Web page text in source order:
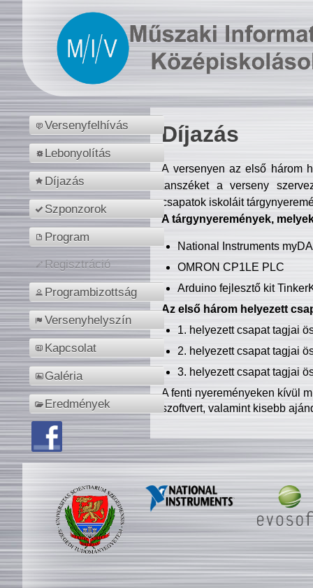
Versenyfelhívás
Lebonyolítás
Díjazás
Szponzorok
Program
Regisztráció
Programbizottság
Versenyhelyszín
Kapcsolat
Galéria
Eredmények
Díjazás
A versenyen az első három
tanszéket a verseny
csapatok iskoláit
A tárgynyeremények,
National Instruments
OMRON CP1LE PLC
Arduino fejlesztő kit
Az első három helyezett
1. helyezett csapat tagjai
2. helyezett csapat tagjai
3. helyezett csapat tagjai
A fenti nyereményeken kívül
szoftvert, valamint kisebb